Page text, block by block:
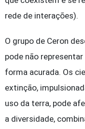
rede de interações).
O grupo de Ceron
pode não
forma acurada. Os
extinção,
uso da terra, pode
a diversidade,